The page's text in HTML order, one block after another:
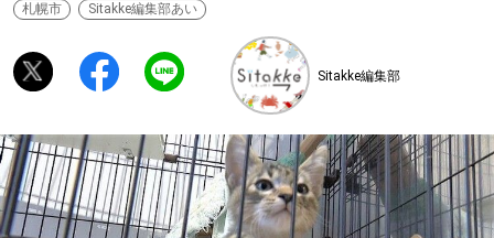
深める
ゆるむ
札幌市
Sitakke編集部あい
Sitakke編集部